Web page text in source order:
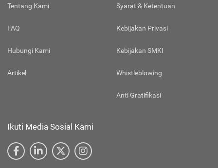
Tentang Kami
FAQ
Hubungi Kami
Artikel
Syarat & Ketentuan
Kebijakan Privasi
Kebijakan SMKI
Whistleblowing
Anti Gratifikasi
Ikuti Media Sosial Kami